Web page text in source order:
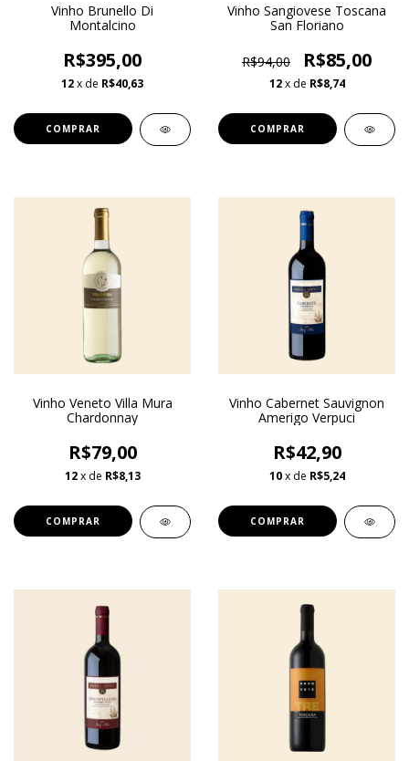
Vinho Brunello Di
Montalcino
R$395,00
12x de R$40,63
Vinho Sangiovese Toscana
San Floriano
R$94,00 R$85,00
12 x de R$8,74
Vinho Veneto Villa Mura
Chardonnay
R$79,00
12 x de R$8,13
Vinho Cabernet Sauvignon
Amerigo Verpuci
R$42,90
10 x de R$5,24